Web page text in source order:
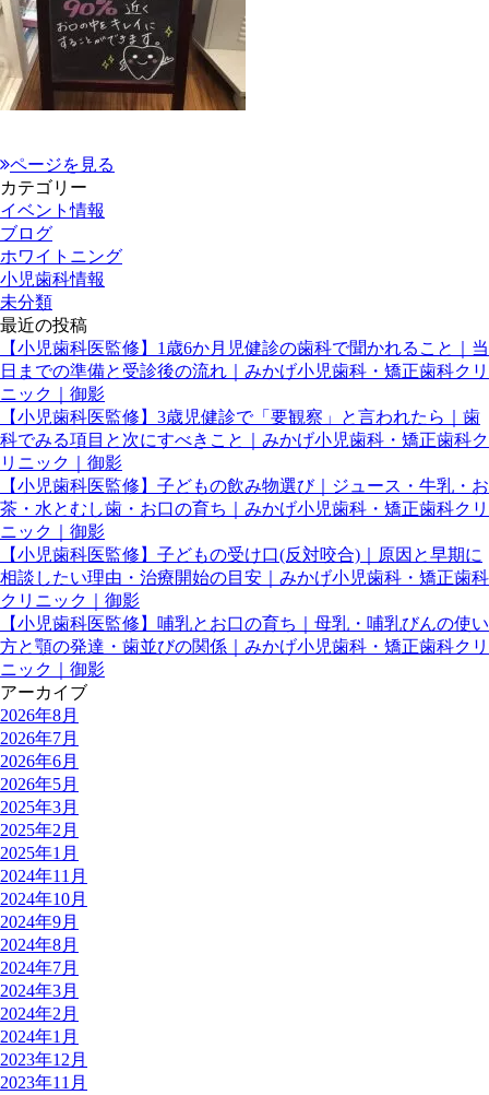
ページを見る
カテゴリー
イベント情報
ブログ
ホワイトニング
小児歯科情報
未分類
最近の投稿
【小児歯科医監修】1歳6か月児健診の歯科で聞かれること｜当
日までの準備と受診後の流れ｜みかげ小児歯科・矯正歯科クリ
ニック｜御影
【小児歯科医監修】3歳児健診で「要観察」と言われたら｜歯
科でみる項目と次にすべきこと｜みかげ小児歯科・矯正歯科ク
リニック｜御影
【小児歯科医監修】子どもの飲み物選び｜ジュース・牛乳・お
茶・水とむし歯・お口の育ち｜みかげ小児歯科・矯正歯科クリ
ニック｜御影
【小児歯科医監修】子どもの受け口(反対咬合)｜原因と早期に
相談したい理由・治療開始の目安｜みかげ小児歯科・矯正歯科
クリニック｜御影
【小児歯科医監修】哺乳とお口の育ち｜母乳・哺乳びんの使い
方と顎の発達・歯並びの関係｜みかげ小児歯科・矯正歯科クリ
ニック｜御影
アーカイブ
2026年8月
2026年7月
2026年6月
2026年5月
2025年3月
2025年2月
2025年1月
2024年11月
2024年10月
2024年9月
2024年8月
2024年7月
2024年3月
2024年2月
2024年1月
2023年12月
2023年11月